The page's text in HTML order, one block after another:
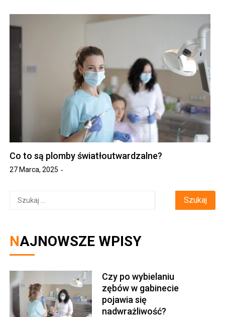
Co to są plomby światłoutwardzalne?
27 Marca, 2025
Szukaj:
NAJNOWSZE WPISY
Czy po wybielaniu
zębów w gabinecie
pojawia się
nadwrażliwość?